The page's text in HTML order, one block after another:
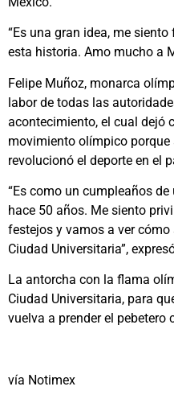
“Es una gran idea, me
esta historia. Amo mucho a
Felipe Muñoz, monarca
labor de todas las
acontecimiento, el cual dejó
movimiento olímpico porque
revolucionó el deporte en el
“Es como un cumpleaños
hace 50 años. Me siento
festejos y vamos a ver cómo
Ciudad Universitaria”,
La antorcha con la flama
Ciudad Universitaria, para
vuelva a prender el pebetero
vía Notimex